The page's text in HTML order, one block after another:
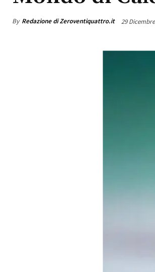
By Redazione di Zeroventiquattro.it 29